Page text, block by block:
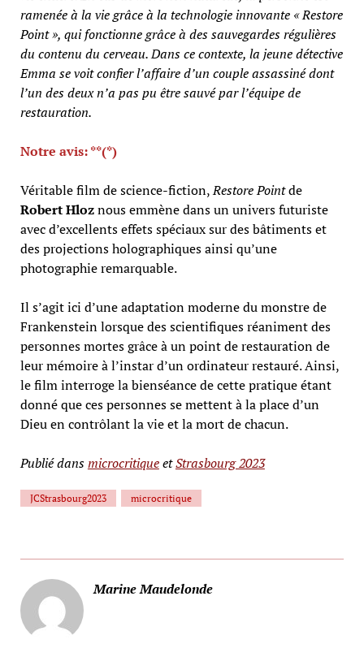
ramenée à la vie grâce à la technologie innovante « Restore
Point », qui fonctionne grâce à des sauvegardes régulières
du contenu du cerveau. Dans ce contexte, la jeune détective
Emma se voit confier l’affaire d’un couple assassiné dont
l’un des deux n’a pas pu être sauvé par l’équipe de
restauration.
Notre avis: **(*)
Véritable film de science-fiction,Restore Pointde
Robert Hloznous emmène dans un univers futuriste
avec d’excellents effets spéciaux sur des bâtiments et
des projections holographiques ainsi qu’une
photographie remarquable.
Il s’agit ici d’une adaptation moderne du monstre de
Frankenstein lorsque des scientifiques réaniment des
personnes mortes grâce à un point de restauration de
leur mémoire à l’instar d’un ordinateur restauré. Ainsi,
le film interroge la bienséance de cette pratique étant
donné que ces personnes se mettent à la place d’un
Dieu en contrôlant la vie et la mort de chacun.
Publié dansmicrocritiqueetStrasbourg 2023
JCStrasbourg2023 microcritique
Marine Maudelonde